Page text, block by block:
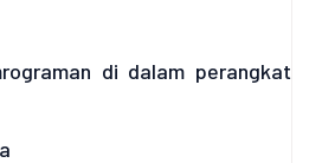
di dalam perangkat